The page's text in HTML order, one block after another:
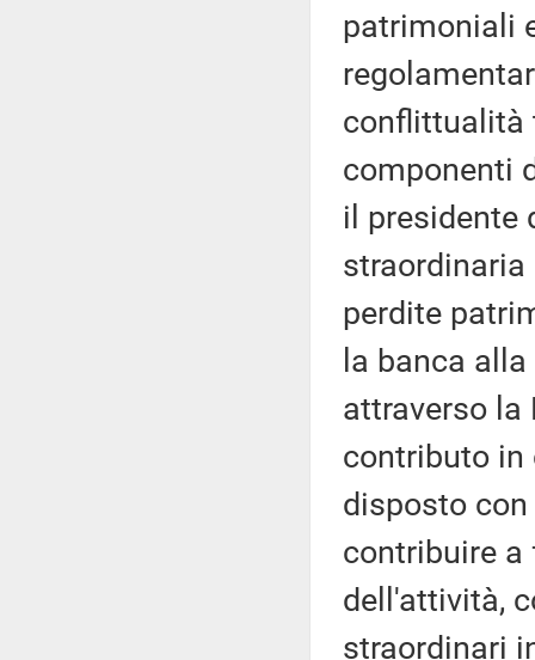
patrimoniali
conflittualità
componenti
il presidente
perdite
la banca
attraverso la
contributo in
disposto con
contribuire a
dell'attività,
straordinari